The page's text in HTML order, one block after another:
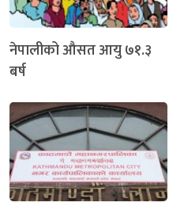
नेपालीको औसत आयु ७१.३
बर्ष